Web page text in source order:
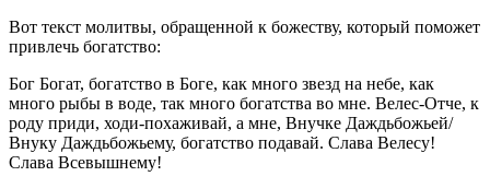
Вот текст молитвы, обращенной к божеству, который поможет
привлечь богатство:
Бог Богат, богатство в Боге, как много звезд на небе, как
много рыбы в воде, так много богатства во мне. Велес-Отче, к
роду приди, ходи-похаживай, а мне, Внучке Даждьбожьей/
Внуку Даждьбожьему, богатство подавай. Слава Велесу!
Слава Всевышнему!